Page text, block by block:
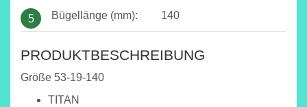
5 Bügellänge (mm): 140
PRODUKTBESCHREIBUNG
Größe 53-19-140
TITAN